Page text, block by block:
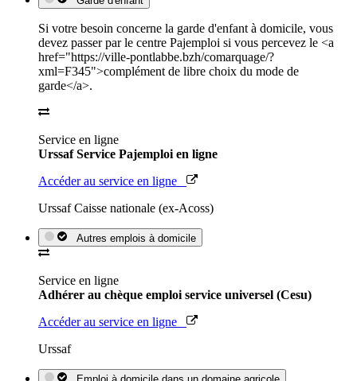
Si votre besoin concerne la garde d'enfant à domicile, vous
devez passer par le centre Pajemploi si vous percevez le <a
href="https://ville-pontlabbe.bzh/comarquage/?
xml=F345">complément de libre choix du mode de
garde</a>.
Service en ligne
Urssaf Service Pajemploi en ligne
Accéder au service en ligne
Urssaf Caisse nationale (ex-Acoss)
Autres emplois à domicile
Service en ligne
Adhérer au chèque emploi service universel (Cesu)
Accéder au service en ligne
Urssaf